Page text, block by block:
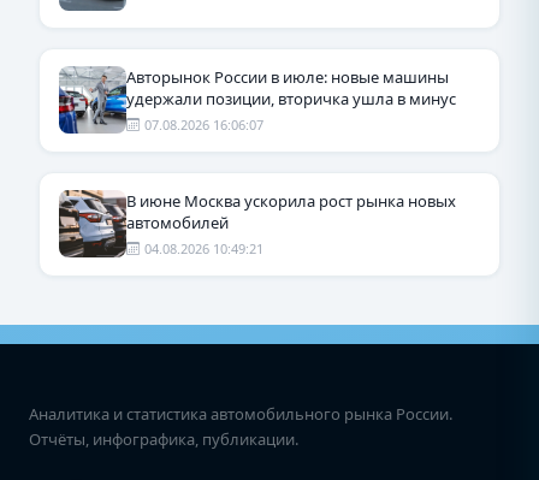
Авторынок России в июле: новые машины
удержали позиции, вторичка ушла в минус
07.08.2026 16:06:07
В июне Москва ускорила рост рынка новых
автомобилей
04.08.2026 10:49:21
Аналитика и статистика автомобильного рынка России.
Отчёты, инфографика, публикации.